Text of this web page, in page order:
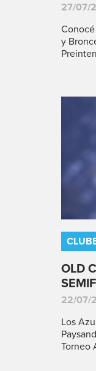
27/07/
y
OLD
22/07/
Los
Torneo